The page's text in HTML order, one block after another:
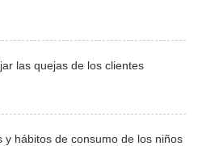
las quejas de los clientes
y hábitos de consumo de los niños